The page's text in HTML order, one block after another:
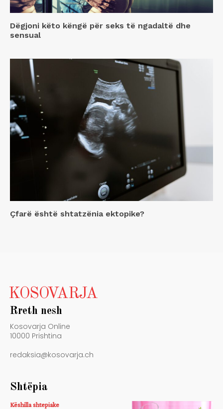
Dëgjoni këto këngë për seks të ngadaltë dhe
sensual
Çfarë është shtatzënia ektopike?
KOSOVARJA
Rreth nesh
Kosovarja Online
10000 Prishtina
redaksia@kosovarja.ch
Shtëpia
Këshilla shtepiake